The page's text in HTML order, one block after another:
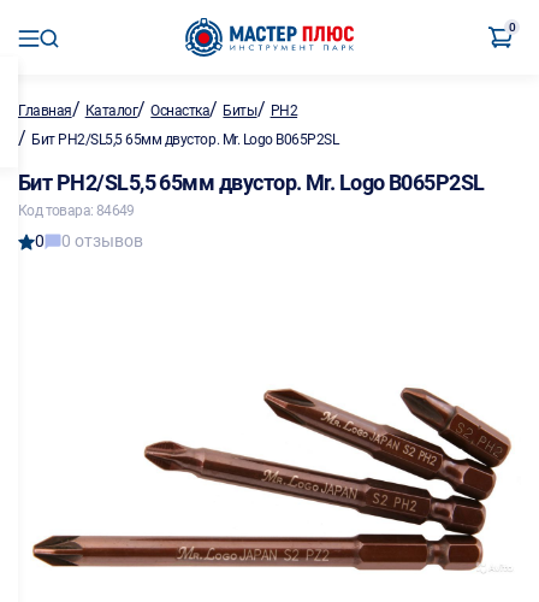
0
Главная/ Каталог/Оснастка/ Биты/ PH2
/ Бит PH2/SL5,5 65мм двустор. Mr. Logo B065P2SL
Бит PH2/SL5,5 65мм двустор. Mr. Logo B065P2SL
Код товара: 84649
0 0 отзывов